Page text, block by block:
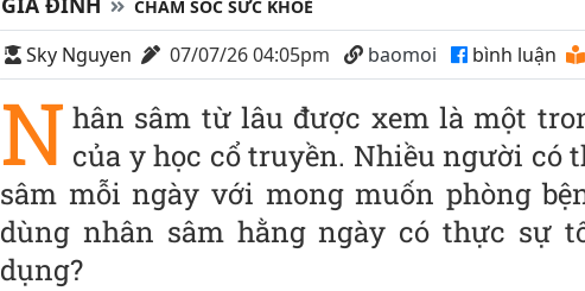
CHĂM SÓC SỨC KHOẺ
Sky Nguyen
07/07/26 04:05pm baomoi bình luận
N hân sâm từ lâu được xem là một
của y học cổ truyền. Nhiều người có
sâm mỗi ngày với mong muốn phòng
dùng nhân sâm hằng ngày có thực sự
dụng?